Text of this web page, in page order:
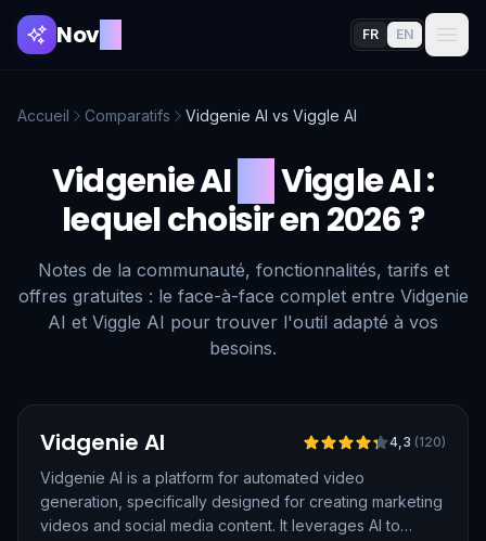
NovAI FR EN
Accueil Comparatifs Vidgenie AI vs Viggle AI
Vidgenie AI Viggle AI:
lequel choisir en 2026 ?
Notes de la communauté, fonctionnalités, tarifs et
offres gratuites : le face-à-face complet entre Vidgenie
AI et Viggle AI pour trouver l'outil adapté à vos
besoins.
Vidgenie AI 4,3 (120)
Vidgenie AI is a platform for automated video
generation, specifically designed for creating marketing
videos and social media content. It leverages AI to